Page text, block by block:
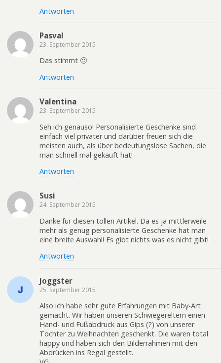
Antworten
Pasval
23. September 2015
Das stimmt 🙂
Antworten
Valentina
23. September 2015
Seh ich genauso! Personalisierte Geschenke sind
einfach viel privater und darüber freuen sich die
meisten auch, als über bedeutungslose Sachen, die
man schnell mal gekauft hat!
Antworten
Susi
24. September 2015
Danke für diesen tollen Artikel. Da es ja mittlerweile
mehr als genug personalisierte Geschenke hat man
eine breite Auswahl! Es gibt nichts was es nicht gibt!
Antworten
Joggster
25. September 2015
Also ich habe sehr gute Erfahrungen mit Baby-Art
gemacht. Wir haben unseren Schwiegereltern einen
Hand- und Fußabdruck aus Gips (?) von unserer
Tochter zu Weihnachten geschenkt. Die waren total
happy und haben sich den Bilderrahmen mit den
Abdrücken ins Regal gestellt.